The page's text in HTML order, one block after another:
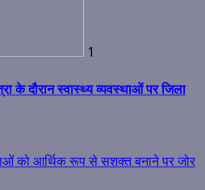
1
के दौरान स्वास्थ्य व्यवस्थाओं पर जिला
को आर्थिक रूप से सशक्त बनाने पर जोर